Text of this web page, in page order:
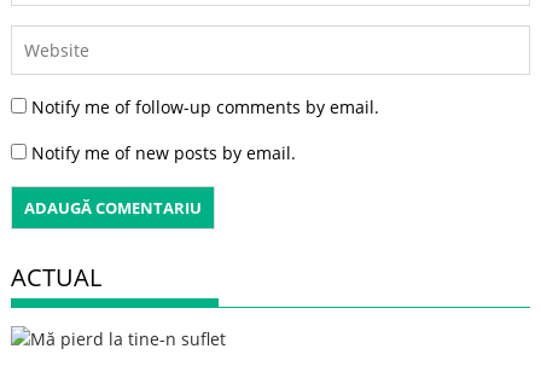
Notify me of follow-up comments by email.
Notify me of new posts by email.
ACTUAL